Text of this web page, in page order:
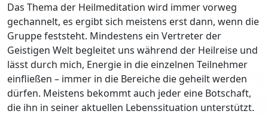
Das Thema der Heilmeditation wird immer vorweg
gechannelt, es ergibt sich meistens erst dann, wenn die
Gruppe feststeht. Mindestens ein Vertreter der
Geistigen Welt begleitet uns während der Heilreise und
lässt durch mich, Energie in die einzelnen Teilnehmer
einfließen – immer in die Bereiche die geheilt werden
dürfen. Meistens bekommt auch jeder eine Botschaft,
die ihn in seiner aktuellen Lebenssituation unterstützt.